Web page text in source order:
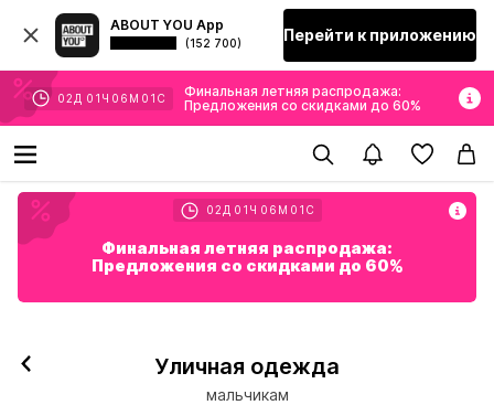
ABOUT YOU App
(152 700) Перейти к приложению
02 Д 01 Ч 05 М 59 С
Финальная летняя распродажа:
Предложения со скидками до 60%
02 Д 01 Ч 05 М 59 С
Финальная летняя распродажа:
Предложения со скидками до 60%
Уличная одежда
мальчикам